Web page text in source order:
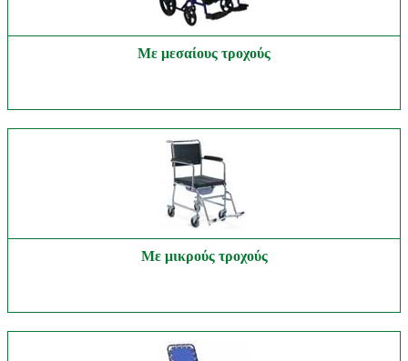
Με μεσαίους τροχούς
Με μικρούς τροχούς